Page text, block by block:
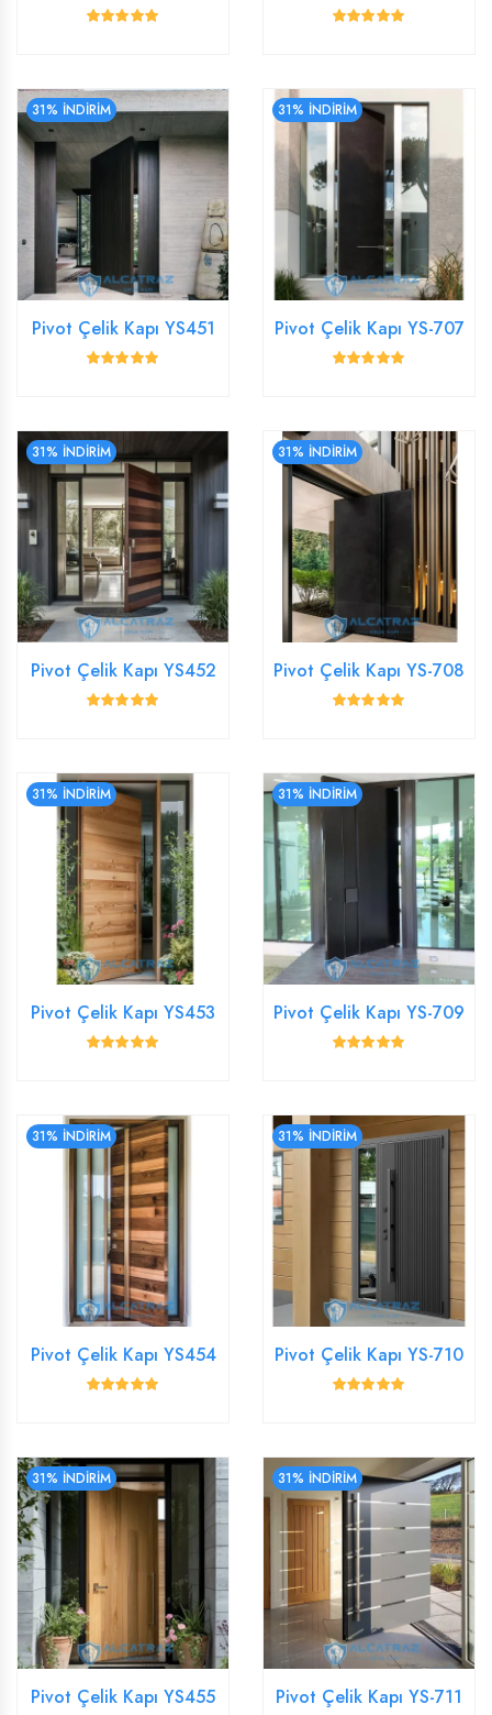
31% İNDİRİM
Pivot Çelik Kapı YS451
31% İNDİRİM
Pivot Çelik Kapı YS-707
31% İNDİRİM
Pivot Çelik Kapı YS452
31% İNDİRİM
Pivot Çelik Kapı YS-708
31% İNDİRİM
Pivot Çelik Kapı YS453
31% İNDİRİM
Pivot Çelik Kapı YS-709
31% İNDİRİM
Pivot Çelik Kapı YS454
31% İNDİRİM
Pivot Çelik Kapı YS-710
31% İNDİRİM
Pivot Çelik Kapı YS455
31% İNDİRİM
Pivot Çelik Kapı YS-711